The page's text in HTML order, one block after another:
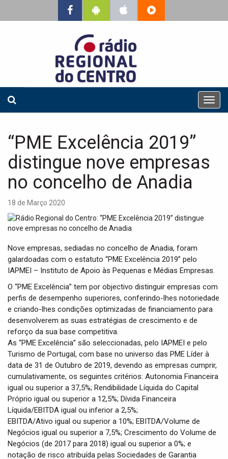
T
o
n
“PME Excelência 2019”
distingue nove empresas
no concelho de Anadia
18 de Março 2020
Nove empresas, sediadas no concelho de Anadia, foram
galardoadas com o estatuto “PME Excelência 2019” pelo
IAPMEI – Instituto de Apoio às Pequenas e Médias Empresas.
O “PME Excelência” tem por objectivo distinguir empresas com
perfis de desempenho superiores, conferindo-lhes notoriedade
e criando-lhes condições optimizadas de financiamento para
desenvolverem as suas estratégias de crescimento e de
reforço da sua base competitiva.
As “PME Excelência” são seleccionadas, pelo IAPMEI e pelo
Turismo de Portugal, com base no universo das PME Líder à
data de 31 de Outubro de 2019, devendo as empresas cumprir,
cumulativamente, os seguintes critérios: Autonomia Financeira
igual ou superior a 37,5%; Rendibilidade Líquida do Capital
Próprio igual ou superior a 12,5%; Dívida Financeira
Líquida/EBITDA igual ou inferior a 2,5%;
EBITDA/Ativo igual ou superior a 10%; EBITDA/Volume de
Negócios igual ou superior a 7,5%; Crescimento do Volume de
Negócios (de 2017 para 2018) igual ou superior a 0%; e
notação de risco atribuída pelas Sociedades de Garantia